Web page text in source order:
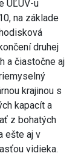
ÚĽUV-u
na základe
druhej
a čiastočne aj
krajinou s
kapacít a
z bohatých
ešte aj v
vidieka.